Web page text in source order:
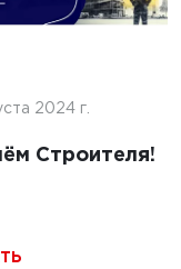
2024 г.
Строителя!